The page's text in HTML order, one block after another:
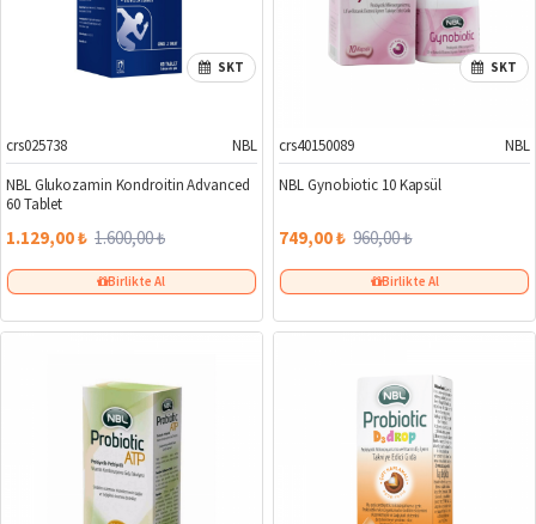
%29
SKT
crs025738
NBL
NBL Glukozamin Kondroitin Advanced
60 Tablet
1.129,00 ₺ 1.600,00 ₺
Birlikte Al
%22
SKT
crs40150089
NBL
NBL Gynobiotic 10 Kapsül
749,00 ₺ 960,00 ₺
Birlikte Al